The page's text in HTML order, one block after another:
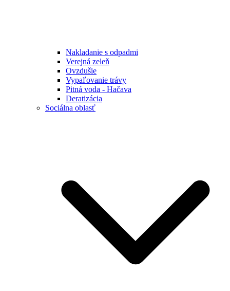
Nakladanie s odpadmi
Verejná zeleň
Ovzdušie
Vypaľovanie trávy
Pitná voda - Hačava
Deratizácia
Sociálna oblasť